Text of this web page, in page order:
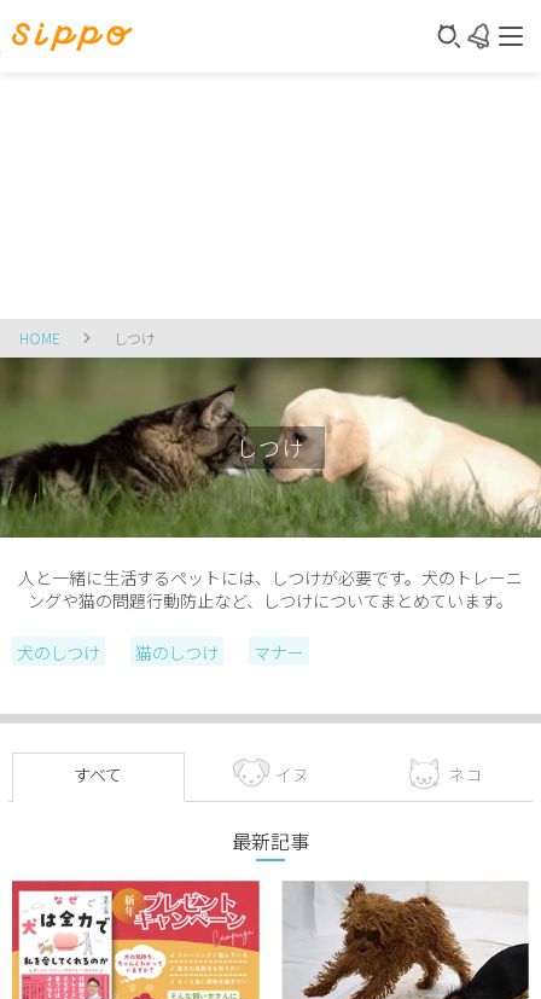
HOME しつけ
しつけ
人と一緒に生活するペットには、しつけが必要です。犬のトレーニ
ングや猫の問題行動防止など、しつけについてまとめています。
犬のしつけ 猫のしつけ マナー
すべて イヌ ネコ
最新記事